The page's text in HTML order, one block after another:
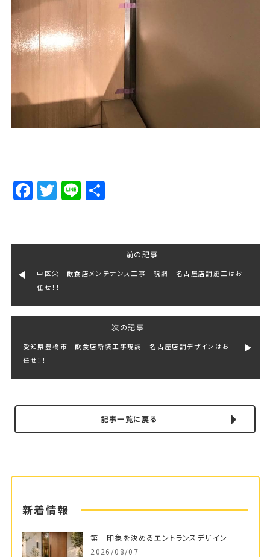
Facebook
Twitter
LineShare
前の記事
中区栄 飲食店メンテナンス工事 現調 名古屋店舗施工はお
任せ！！
次の記事
愛知県豊橋市 飲食店新装工事現調 名古屋店舗デザインはお
任せ！！
記事一覧に戻る
新着情報
第一印象を決めるエントランスデザイン
2026/08/07